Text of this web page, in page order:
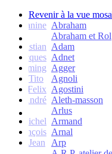
Revenir à la vue
Janine Abraham
Abraham et Rol
Christian Adam
Jacques Adnet
Flemming Agger
Tito
Agnoli
Felix Agostini
André Aleth-masson
Arlus
Michel Armand
François Arnal
Jean
Arp